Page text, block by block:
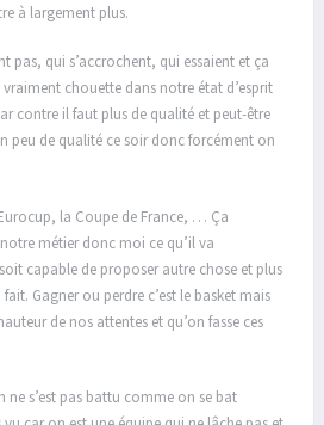
à largement plus.
pas, qui s’accrochent, qui essaient et ça
vraiment chouette dans notre état d’esprit
contre il faut plus de qualité et peut-être
peu de qualité ce soir donc forcément on
la Coupe de France, … Ça
métier donc moi ce qu’il va
soit capable de proposer autre chose et plus
Gagner ou perdre c’est le basket mais
de nos attentes et qu’on fasse ces
ne s’est pas battu comme on se bat